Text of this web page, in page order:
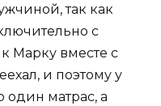
так как
с
Марку вместе с
и поэтому у
один матрас, а